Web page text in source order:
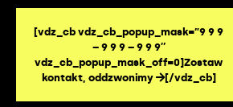
[vdz_cb vdz_cb_popup_mask=”9 9 9
– 9 9 9 – 9 9 9″
vdz_cb_popup_mask_off=0]Zostaw
kontakt, oddzwonimy
[/vdz_cb]